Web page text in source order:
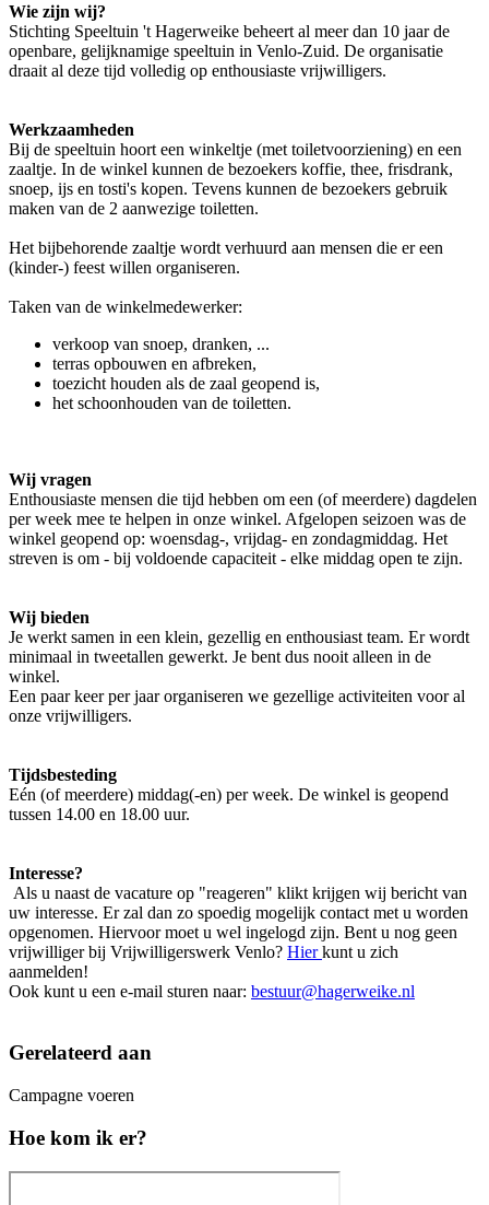
Wie zijn wij?
Stichting Speeltuin 't Hagerweike beheert al meer dan 10 jaar de
openbare, gelijknamige speeltuin in Venlo-Zuid. De organisatie
draait al deze tijd volledig op enthousiaste vrijwilligers.
Werkzaamheden
Bij de speeltuin hoort een winkeltje (met toiletvoorziening) en een
zaaltje. In de winkel kunnen de bezoekers koffie, thee, frisdrank,
snoep, ijs en tosti's kopen. Tevens kunnen de bezoekers gebruik
maken van de 2 aanwezige toiletten.
Het bijbehorende zaaltje wordt verhuurd aan mensen die er een
(kinder-) feest willen organiseren.
Taken van de winkelmedewerker:
verkoop van snoep, dranken, ...
terras opbouwen en afbreken,
toezicht houden als de zaal geopend is,
het schoonhouden van de toiletten.
Wij vragen
Enthousiaste mensen die tijd hebben om een (of meerdere) dagdelen
per week mee te helpen in onze winkel. Afgelopen seizoen was de
winkel geopend op: woensdag-, vrijdag- en zondagmiddag. Het
streven is om - bij voldoende capaciteit - elke middag open te zijn.
Wij bieden
Je werkt samen in een klein, gezellig en enthousiast team. Er wordt
minimaal in tweetallen gewerkt. Je bent dus nooit alleen in de
winkel.
Een paar keer per jaar organiseren we gezellige activiteiten voor al
onze vrijwilligers.
Tijdsbesteding
Eén (of meerdere) middag(-en) per week. De winkel is geopend
tussen 14.00 en 18.00 uur.
Interesse?
Als u naast de vacature op "reageren" klikt krijgen wij bericht van
uw interesse. Er zal dan zo spoedig mogelijk contact met u worden
opgenomen. Hiervoor moet u wel ingelogd zijn. Bent u nog geen
vrijwilliger bij Vrijwilligerswerk Venlo? Hierkunt u zich
aanmelden!
Ook kunt u een e-mail sturen naar: bestuur@hagerweike.nl
Gerelateerd aan
Campagne voeren
Hoe kom ik er?